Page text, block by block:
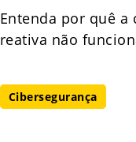
Entenda por quê a
reativa não
Cibersegurança